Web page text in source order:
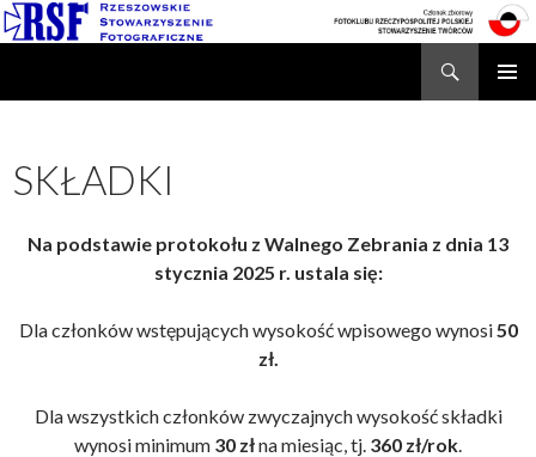
SKŁADKI
Na podstawie protokołu z Walnego Zebrania z dnia 13
stycznia 2025 r. ustala się:
Dla członków wstępujących wysokość wpisowego wynosi 50
zł.
Dla wszystkich członków zwyczajnych wysokość składki
wynosi minimum 30 złna miesiąc, tj. 360 zł/rok